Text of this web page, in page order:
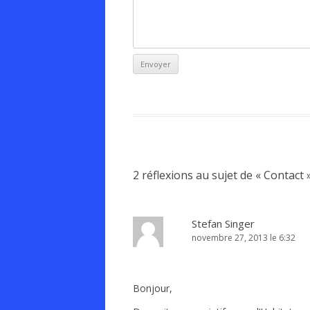
2 réflexions au sujet de «Contact
Stefan Singer
novembre 27, 2013 le 6:32
Bonjour,